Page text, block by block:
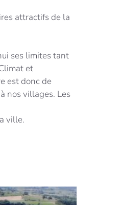
attractifs de la
ses limites tant
et
est donc de
nos villages. Les
ville.